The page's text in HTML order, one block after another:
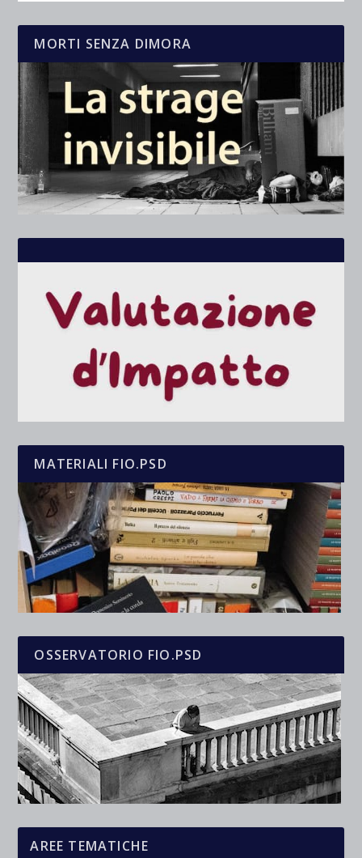
MORTI SENZA DIMORA
MATERIALI FIO.PSD
OSSERVATORIO FIO.PSD
AREE TEMATICHE